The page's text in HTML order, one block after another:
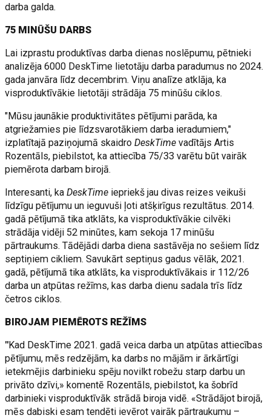
darba galda.
75 MINŪŠU DARBS
Lai izprastu produktīvas darba dienas noslēpumu, pētnieki
analizēja 6000 DeskTime lietotāju darba paradumus no 2024.
gada janvāra līdz decembrim. Viņu analīze atklāja, ka
visproduktīvākie lietotāji strādāja 75 minūšu ciklos.
"Mūsu jaunākie produktivitātes pētījumi parāda, ka
atgriežamies pie līdzsvarotākiem darba ieradumiem,"
izplatītajā paziņojumā skaidroDeskTimevadītājs Artis
Rozentāls, piebilstot, ka attiecība 75/33 varētu būt vairāk
piemērota darbam birojā.
Interesanti, kaDeskTime iepriekš jau divas reizes veikuši
līdzīgu pētījumu un ieguvuši ļoti atšķirīgus rezultātus. 2014.
gadā pētījumā tika atklāts, ka visproduktīvākie cilvēki
strādāja vidēji 52 minūtes, kam sekoja 17 minūšu
pārtraukums. Tādējādi darba diena sastāvēja no sešiem līdz
septiņiem cikliem. Savukārt septiņus gadus vēlāk, 2021.
gadā, pētījumā tika atklāts, ka visproduktīvākais ir 112/26
darba un atpūtas režīms, kas darba dienu sadala trīs līdz
četros ciklos.
BIROJAM PIEMĒROTS REŽĪMS
"Kad DeskTime 2021. gadā veica darba un atpūtas attiecības
pētījumu, mēs redzējām, ka darbs no mājām ir ārkārtīgi
ietekmējis darbinieku spēju novilkt robežu starp darbu un
privāto dzīvi,» komentē Rozentāls, piebilstot, ka šobrīd
darbinieki visproduktīvāk strādā biroja vidē. «Strādājot birojā,
mēs dabiski esam tendēti ievērot vairāk pārtraukumu –